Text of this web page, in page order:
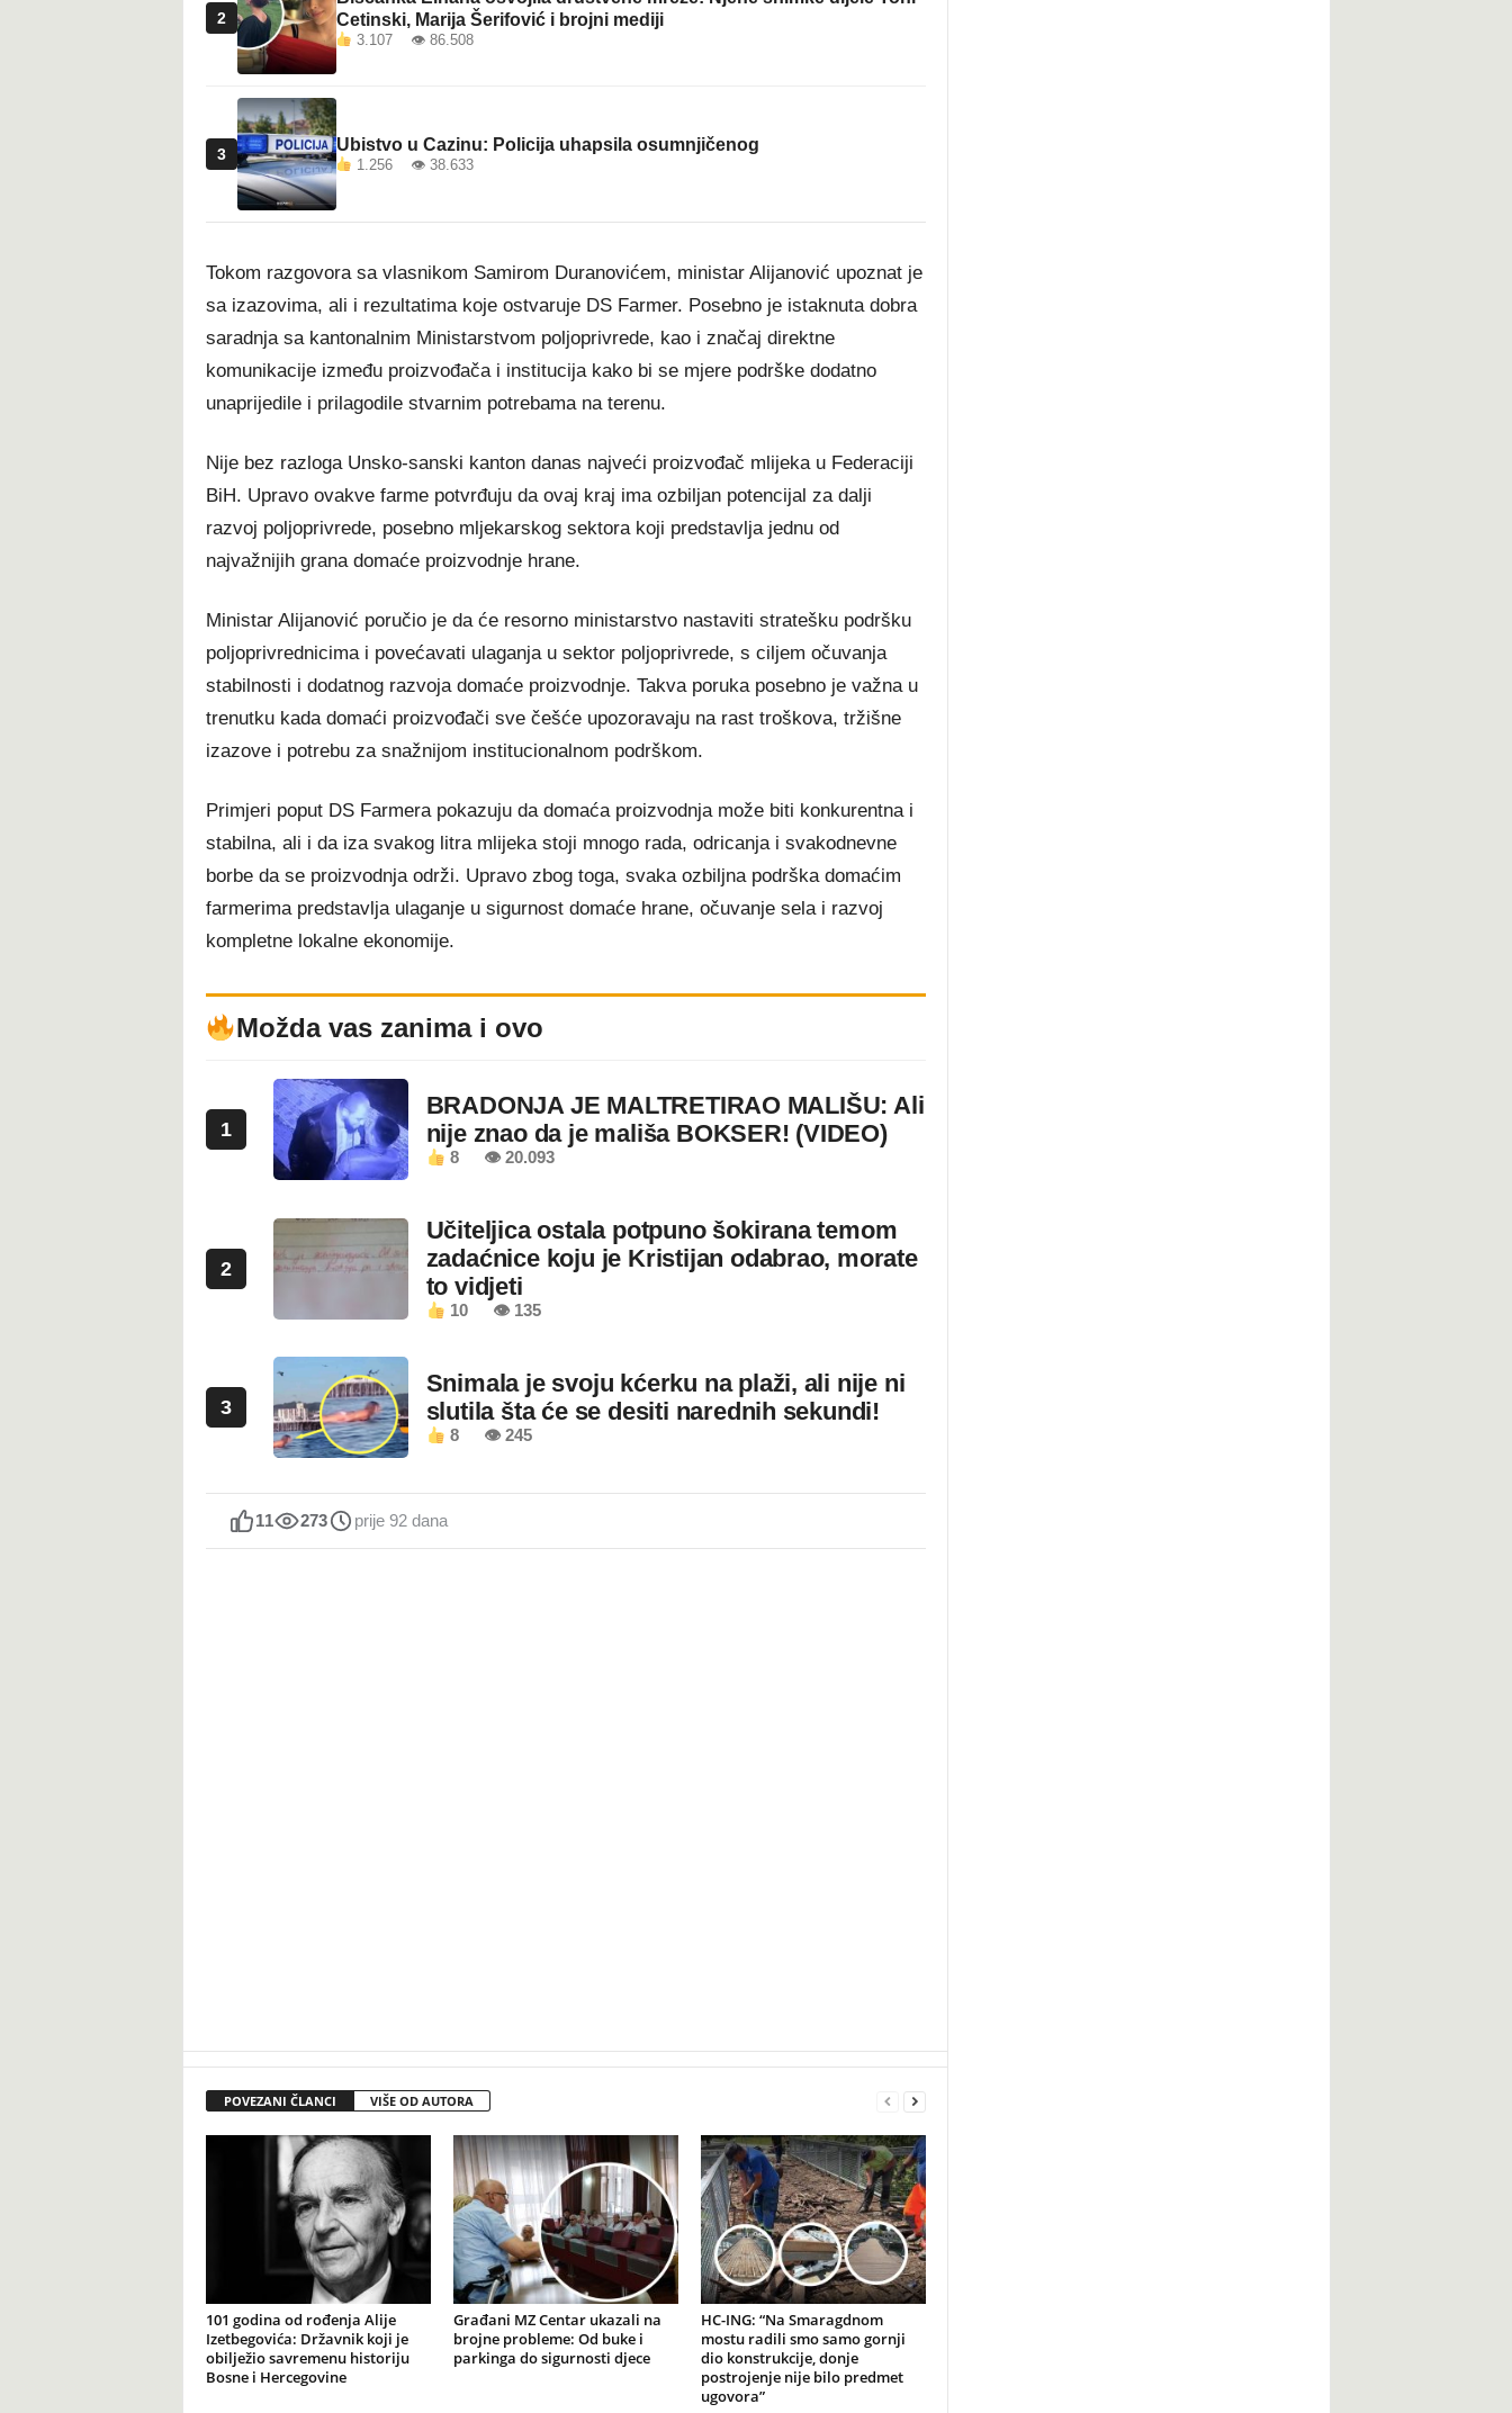
2
Cetinski, Marija Šerifović i brojni mediji
3.107 👁 86.508
3 Ubistvo u Cazinu: Policija uhapsila osumnjičenog
1.256 👁 38.633
Tokom razgovora sa vlasnikom Samirom Duranovićem, ministar Alijanović upoznat je
sa izazovima, ali i rezultatima koje ostvaruje DS Farmer. Posebno je istaknuta dobra
saradnja sa kantonalnim Ministarstvom poljoprivrede, kao i značaj direktne
komunikacije između proizvođača i institucija kako bi se mjere podrške dodatno
unaprijedile i prilagodile stvarnim potrebama na terenu.
Nije bez razloga Unsko-sanski kanton danas najveći proizvođač mlijeka u Federaciji
BiH. Upravo ovakve farme potvrđuju da ovaj kraj ima ozbiljan potencijal za dalji
razvoj poljoprivrede, posebno mljekarskog sektora koji predstavlja jednu od
najvažnijih grana domaće proizvodnje hrane.
Ministar Alijanović poručio je da će resorno ministarstvo nastaviti stratešku podršku
poljoprivrednicima i povećavati ulaganja u sektor poljoprivrede, s ciljem očuvanja
stabilnosti i dodatnog razvoja domaće proizvodnje. Takva poruka posebno je važna u
trenutku kada domaći proizvođači sve češće upozoravaju na rast troškova, tržišne
izazove i potrebu za snažnijom institucionalnom podrškom.
Primjeri poput DS Farmera pokazuju da domaća proizvodnja može biti konkurentna i
stabilna, ali i da iza svakog litra mlijeka stoji mnogo rada, odricanja i svakodnevne
borbe da se proizvodnja održi. Upravo zbog toga, svaka ozbiljna podrška domaćim
farmerima predstavlja ulaganje u sigurnost domaće hrane, očuvanje sela i razvoj
kompletne lokalne ekonomije.
Možda vas zanima i ovo
1
BRADONJA JE MALTRETIRAO MALIŠU: Ali
nije znao da je mališa BOKSER! (VIDEO)
8 👁 20.093
2
Učiteljica ostala potpuno šokirana temom
zadaćnice koju je Kristijan odabrao, morate
to vidjeti
10 👁 135
3
Snimala je svoju kćerku na plaži, ali nije ni
slutila šta će se desiti narednih sekundi!
8 👁 245
11 273 prije 92 dana
POVEZANI ČLANCI VIŠE OD AUTORA
101 godina od rođenja Alije
Izetbegovića: Državnik koji je
obilježio savremenu historiju
Bosne i Hercegovine
Građani MZ Centar ukazali na
brojne probleme: Od buke i
parkinga do sigurnosti djece
HC-ING: “Na Smaragdnom
mostu radili smo samo gornji
dio konstrukcije, donje
postrojenje nije bilo predmet
ugovora”